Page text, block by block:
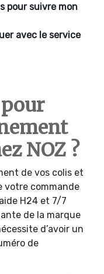
pour suivre mon
avec le service
NOZ ?
de vos colis et
votre commande
H24 et 7/7
de la marque
d’avoir un
de